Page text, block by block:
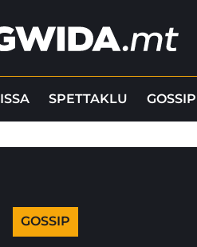
ISSA SPETTAKLU GOSSIP
GOSSIP